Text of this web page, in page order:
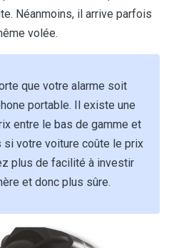
Néanmoins, il arrive parfois
volée.
que votre alarme soit
portable. Il existe une
entre le bas de gamme et
si votre voiture coûte le prix
plus de facilité à investir
et donc plus sûre.